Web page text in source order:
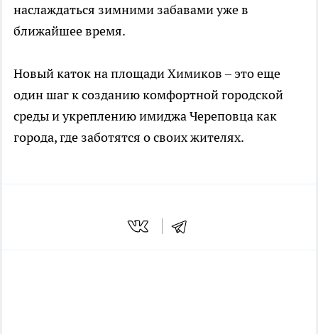
наслаждаться зимними забавами уже в
ближайшее время.
Новый каток на площади Химиков – это еще
один шаг к созданию комфортной городской
среды и укреплению имиджа Череповца как
города, где заботятся о своих жителях.